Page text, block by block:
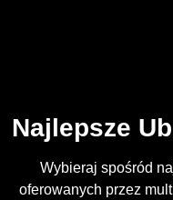
Najlepsze
Wybieraj spośród
oferowanych przez